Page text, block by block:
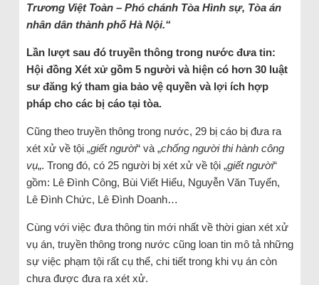
Trương Việt Toàn – Phó chánh Tòa Hình sự, Tòa án
nhân dân thành phố Hà Nội.“
Lần lượt sau đó truyền thông trong nước đưa tin:
Hội đồng Xét xử gồm 5 người và hiện có hơn 30 luật
sư đăng ký tham gia bảo vệ quyền và lợi ích hợp
pháp cho các bị cáo tại tòa.
Cũng theo truyền thông trong nước, 29 bị cáo bị đưa ra
xét xử về tội „giết người“ và „chống người thi hành công
vụ„. Trong đó, có 25 người bị xét xử về tội „giết người“
gồm: Lê Đình Công, Bùi Viết Hiểu, Nguyễn Văn Tuyển,
Lê Đình Chức, Lê Đình Doanh…
Cùng với việc đưa thông tin mới nhất về thời gian xét xử
vụ án, truyền thông trong nước cũng loan tin mô tả những
sự việc phạm tội rất cụ thể, chi tiết trong khi vụ án còn
chưa được đưa ra xét xử.